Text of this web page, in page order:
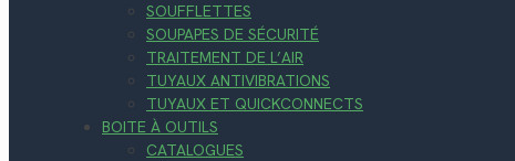
SOUFFLETTES
SOUPAPES DE SÉCURITÉ
TRAITEMENT DE L’AIR
TUYAUX ANTIVIBRATIONS
TUYAUX ET QUICKCONNECTS
BOITE À OUTILS
CATALOGUES